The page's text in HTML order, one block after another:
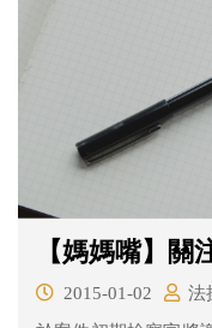
【媽媽嘴】關
2015-01-02
法